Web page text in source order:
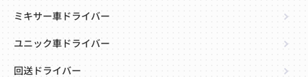
ミキサー車ドライバー
ユニック車ドライバー
回送ドライバー